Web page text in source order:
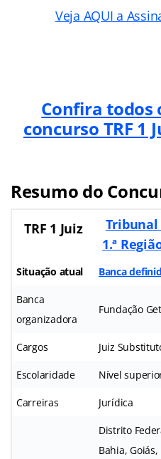
Veja AQUI a
Confira todos
concurso TRF 1
Resumo do
TRF 1 Juiz
Tribunal
1.ª
Situação atual Banca
Banca
organizadora
Fundação
Cargos Juiz
Escolaridade Nível
Carreiras Jurídica
Distrito
Bahia, Goiás,